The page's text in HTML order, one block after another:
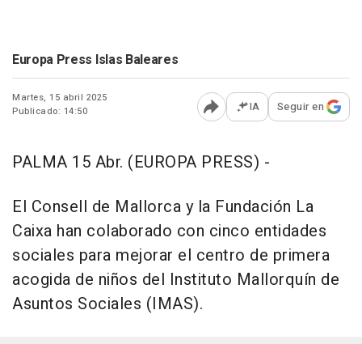
Europa Press Islas Baleares
Martes, 15 abril 2025
Publicado: 14:50
Abrir opciones para
IA Seguir en
PALMA 15 Abr. (EUROPA PRESS) -
El Consell de Mallorca y la Fundación La
Caixa han colaborado con cinco entidades
sociales para mejorar el centro de primera
acogida de niños del Instituto Mallorquín de
Asuntos Sociales (IMAS).